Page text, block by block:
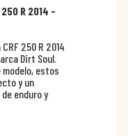
R 2014 -
250 R 2014
Dirt Soul.
estos
y un
enduro y